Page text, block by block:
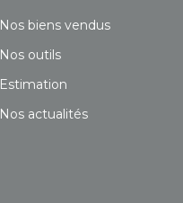
Nos biens vendus
Nos outils
Estimation
Nos actualités